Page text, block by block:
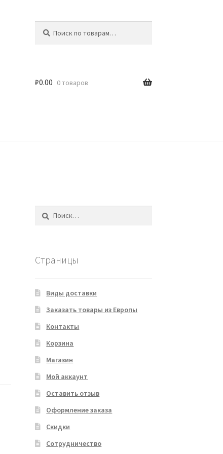
₽0.00 0 товаров
Страницы
Виды доставки
Заказать товары из Европы
Контакты
Корзина
Магазин
Мой аккаунт
Оставить отзыв
Оформление заказа
Скидки
Сотрудничество